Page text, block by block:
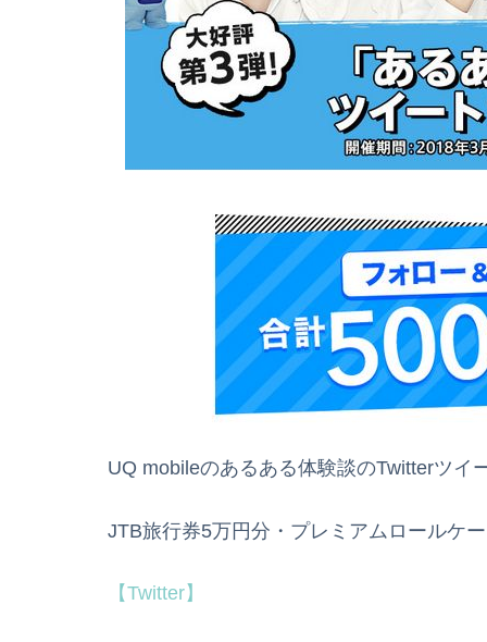
UQ mobileのあるある体験談のTwitterツイ
JTB旅行券5万円分・プレミアムロールケ
【Twitter】